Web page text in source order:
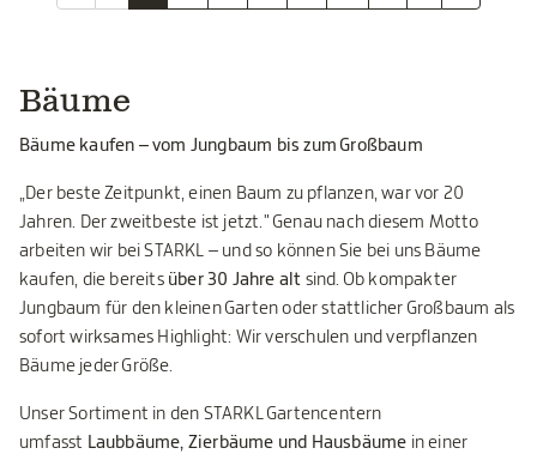
Bäume
Bäume kaufen – vom Jungbaum bis zum Großbaum
„Der beste Zeitpunkt, einen Baum zu pflanzen, war vor 20
Jahren. Der zweitbeste ist jetzt." Genau nach diesem Motto
arbeiten wir bei STARKL – und so können Sie bei uns Bäume
kaufen, die bereits über 30 Jahre alt sind. Ob kompakter
Jungbaum für den kleinen Garten oder stattlicher Großbaum als
sofort wirksames Highlight: Wir verschulen und verpflanzen
Bäume jeder Größe.
Unser Sortiment in den STARKL Gartencentern
umfasst Laubbäume, Zierbäume und Hausbäume in einer